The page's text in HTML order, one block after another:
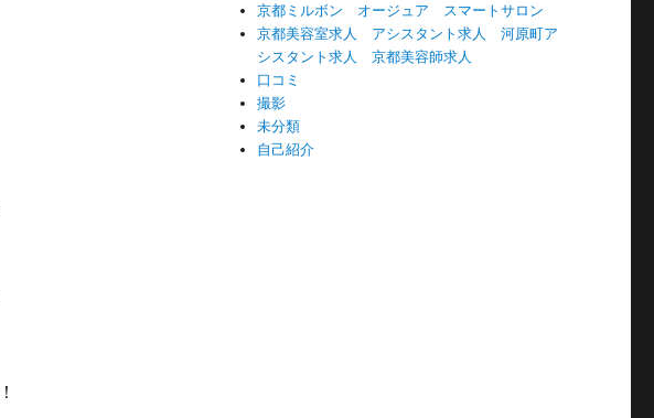
京都ミルボン オージュア スマートサロン
京都美容室求人 アシスタント求人 河原町ア
シスタント求人 京都美容師求人
口コミ
撮影
未分類
自己紹介